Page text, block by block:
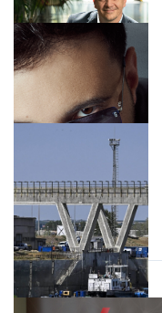
Családi
vállalkozások
TÁMOGATÓI
Forbes-sztori